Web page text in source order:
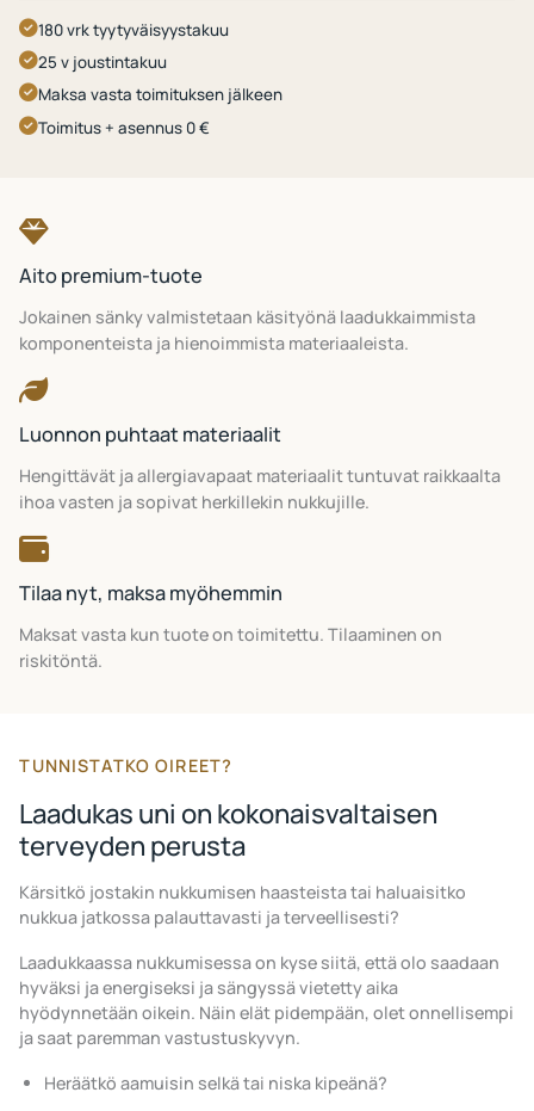
180 vrk tyytyväisyystakuu
25 v joustintakuu
Maksa vasta toimituksen jälkeen
Toimitus + asennus 0 €
Aito premium-tuote
Jokainen sänky valmistetaan käsityönä laadukkaimmista
komponenteista ja hienoimmista materiaaleista.
Luonnon puhtaat materiaalit
Hengittävät ja allergiavapaat materiaalit tuntuvat raikkaalta
ihoa vasten ja sopivat herkillekin nukkujille.
Tilaa nyt, maksa myöhemmin
Maksat vasta kun tuote on toimitettu. Tilaaminen on
riskitöntä.
TUNNISTATKO OIREET?
Laadukas uni on kokonaisvaltaisen
terveyden perusta
Kärsitkö jostakin nukkumisen haasteista tai haluaisitko
nukkua jatkossa palauttavasti ja terveellisesti?
Laadukkaassa nukkumisessa on kyse siitä, että olo saadaan
hyväksi ja energiseksi ja sängyssä vietetty aika
hyödynnetään oikein. Näin elät pidempään, olet onnellisempi
ja saat paremman vastustuskyvyn.
Heräätkö aamuisin selkä tai niska kipeänä?